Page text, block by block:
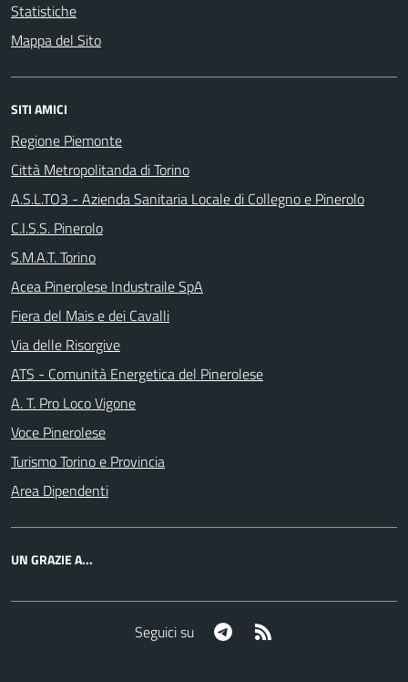
Statistiche
Mappa del Sito
SITI AMICI
Regione Piemonte
Città Metropolitanda di Torino
A.S.L.TO3 - Azienda Sanitaria Locale di Collegno e Pinerolo
C.I.S.S. Pinerolo
S.M.A.T. Torino
Acea Pinerolese Industraile SpA
Fiera del Mais e dei Cavalli
Via delle Risorgive
ATS - Comunità Energetica del Pinerolese
A. T. Pro Loco Vigone
Voce Pinerolese
Turismo Torino e Provincia
Area Dipendenti
UN GRAZIE A...
Seguici su Telegram